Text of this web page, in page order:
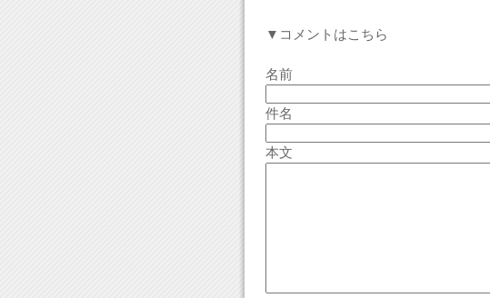
▼コメントはこちら
名前
件名
本文